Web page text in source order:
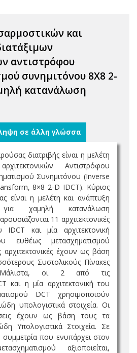
και
αντιστρόφου
συνημιτόνου 8X8 2-
κατανάλωση
σε άλλη γλώσσα
διατριβής είναι η μελέτη
Αντιστρόφου
Συνημιτόνου (Inverse
8×8 2-D IDCT). Κύριος
είναι η μελέτη και ανάπτυξη
για χαμηλή κατανάλωση
11 αρχιτεκτονικές
και μία αρχιτεκτονική
ευθέως μετασχηματισμού
έχουν ως βάση
Συστολικούς Πίνακες
Μάλιστα, οι 2 από τις
και η μία αρχιτεκτονική του
DCT χρησιμοποιούν
υπολογιστικά στοιχεία. Οι
έχουν ως βάση τους τα
Υπολογιστικά Στοιχεία. Σε
που ενυπάρχει στον
αξιοποιείται,